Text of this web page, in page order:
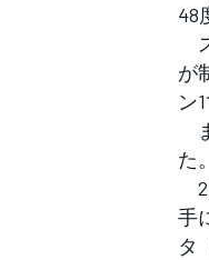
48
が
ン
た。
2
手
タ